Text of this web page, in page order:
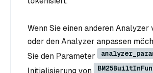
Wenn Sie einen anderen Analyzer
oder den Analyzer anpassen
Sie den Parameter
Initialisierung von